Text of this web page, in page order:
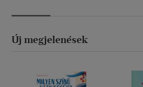
Új megjelenések